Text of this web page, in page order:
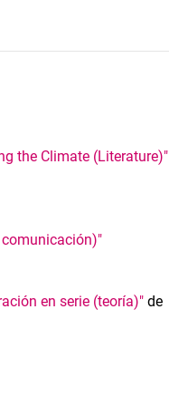
the Climate (Literature)"
en serie (teoría)" de